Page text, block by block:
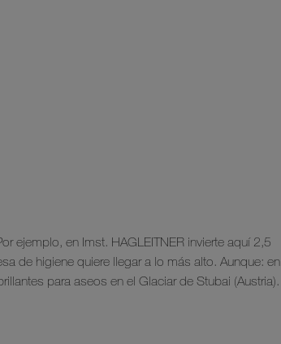
ejemplo, en Imst. HAGLEITNER invierte aquí 2,5
de higiene quiere llegar a lo más alto. Aunque: en
para aseos en el Glaciar de Stubai (Austria).